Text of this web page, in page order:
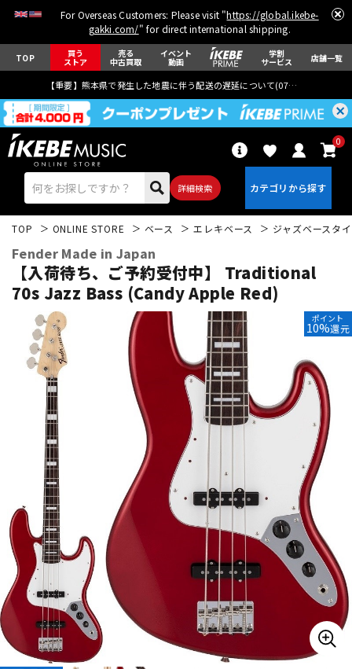
For Overseas Customers: Please visit "https://global.ikebe-
gakki.com/" for direct international shipping.
TOP 買う
ストア
売る
中古買取
イベント
動画
学割
サービス 店舗一覧
【重要】熊本県で発生した地震に伴う配送の遅延について(07月29日
詳細検索
0
エレキギター アコギ/エレアコ
ウクレレ
電子ピアノ
管楽器 その他楽器
アンプ エフェクター
DJ機器 DTM
TOP ONLINE STORE ベース エレキベース ジャズベースタ
Fender Made in Japan
【入荷待ち、ご予約受付中】 Traditional
70s Jazz Bass (Candy Apple Red)
ポイント
10%還元